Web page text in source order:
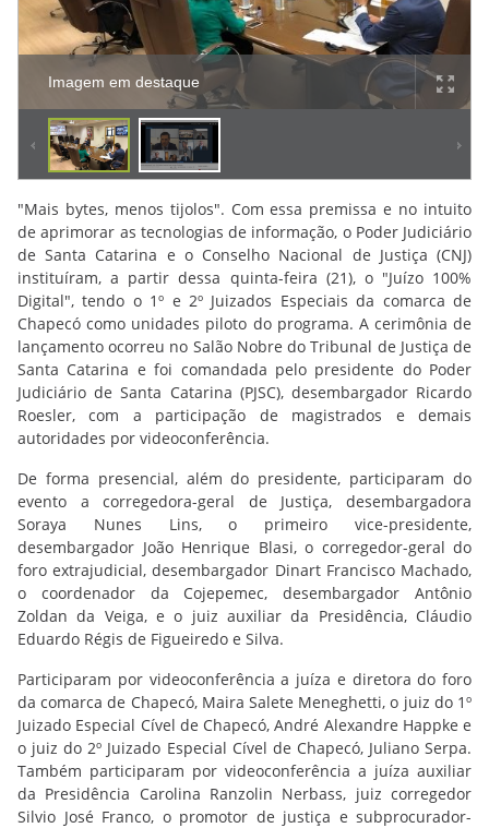
Imagem em destaque
"Mais bytes, menos tijolos". Com essa premissa e no intuito
de aprimorar as tecnologias de informação, o Poder Judiciário
de Santa Catarina e o Conselho Nacional de Justiça (CNJ)
instituíram, a partir dessa quinta-feira (21), o "Juízo 100%
Digital", tendo o 1º e 2º Juizados Especiais da comarca de
Chapecó como unidades piloto do programa. A cerimônia de
lançamento ocorreu no Salão Nobre do Tribunal de Justiça de
Santa Catarina e foi comandada pelo presidente do Poder
Judiciário de Santa Catarina (PJSC), desembargador Ricardo
Roesler, com a participação de magistrados e demais
autoridades por videoconferência.
De forma presencial, além do presidente, participaram do
evento a corregedora-geral de Justiça, desembargadora
Soraya Nunes Lins, o primeiro vice-presidente,
desembargador João Henrique Blasi, o corregedor-geral do
foro extrajudicial, desembargador Dinart Francisco Machado,
o coordenador da Cojepemec, desembargador Antônio
Zoldan da Veiga, e o juiz auxiliar da Presidência, Cláudio
Eduardo Régis de Figueiredo e Silva.
Participaram por videoconferência a juíza e diretora do foro
da comarca de Chapecó, Maira Salete Meneghetti, o juiz do 1º
Juizado Especial Cível de Chapecó, André Alexandre Happke e
o juiz do 2º Juizado Especial Cível de Chapecó, Juliano Serpa.
Também participaram por videoconferência a juíza auxiliar
da Presidência Carolina Ranzolin Nerbass, juiz corregedor
Silvio José Franco, o promotor de justiça e subprocurador-